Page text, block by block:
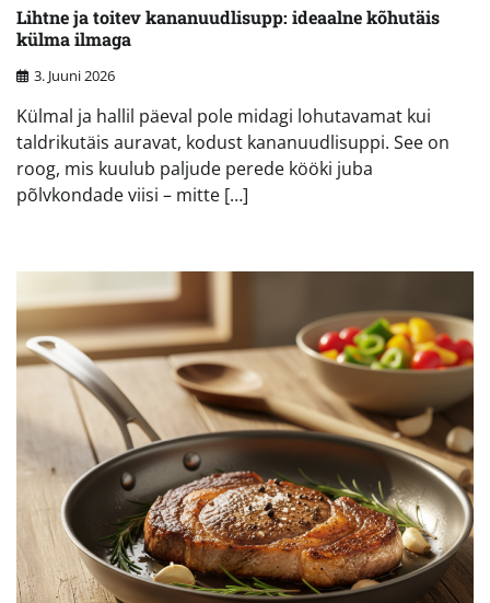
Lihtne ja toitev kananuudlisupp: ideaalne kõhutäis
külma ilmaga
3. Juuni 2026
Külmal ja hallil päeval pole midagi lohutavamat kui
taldrikutäis auravat, kodust kananuudlisuppi. See on
roog, mis kuulub paljude perede kööki juba
põlvkondade viisi – mitte […]